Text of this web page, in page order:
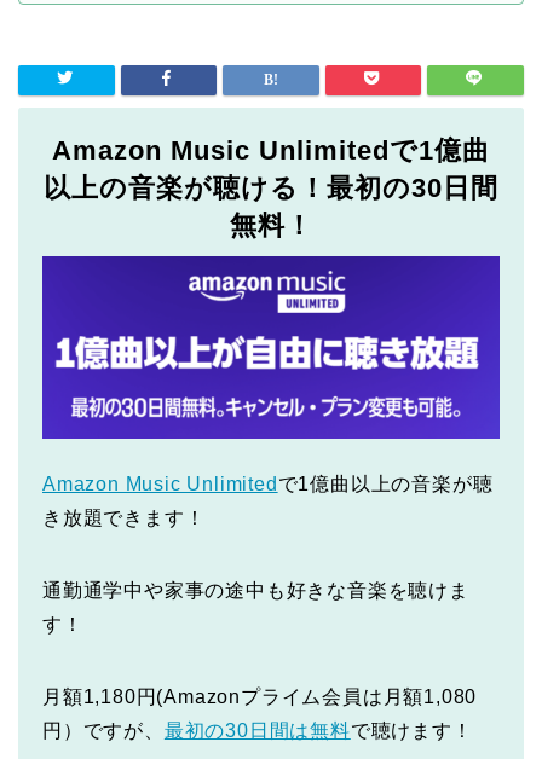
Amazon Music Unlimitedで1億曲
以上の音楽が聴ける！最初の30日間
無料！
Amazon Music Unlimited で1億曲以上の音楽が聴
き放題できます！
通勤通学中や家事の途中も好きな音楽を聴けま
す！
月額1,180円(Amazonプライム会員は月額1,080
円）ですが、 最初の30日間は無料で聴けます！